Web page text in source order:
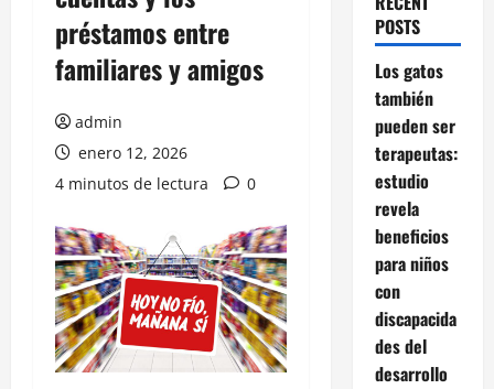
préstamos entre
familiares y amigos
admin
enero 12, 2026
4 minutos de lectura
0
POSTS
Los gatos
también
pueden ser
terapeutas:
estudio
revela
beneficios
para niños
con
discapacida
des del
desarrollo